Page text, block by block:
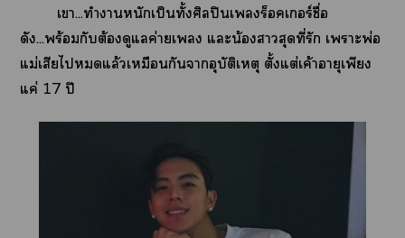
เา...ทำาหนักเป็นทั้งศิลปินเร็อคเอร์ชื่อ
ดัง...พร้อมกับต้องดูแลค่ายเ แะน้องาสุดที่รัก เาะพ่อ
แม่เสียไแล้วเหมือนกันาอุบัติเหตุ ตั้งแต่เค้าอายุเพียง
แค่ 17 ปี